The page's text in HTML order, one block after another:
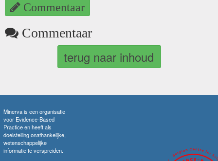
Commentaar
Commentaar
terug naar inhoud
Minerva is een organisatie
voor Evidence-Based
Practice en heeft als
doelstelling onafhankelijke,
wetenschappelijke
informatie te verspreiden.